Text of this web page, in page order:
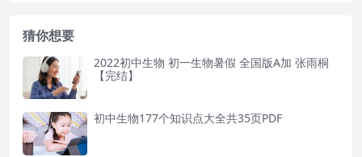
猜你想要
2022初中生物 初一生物暑假 全国版A加 张雨桐
【完结】
初中生物177个知识点大全共35页PDF